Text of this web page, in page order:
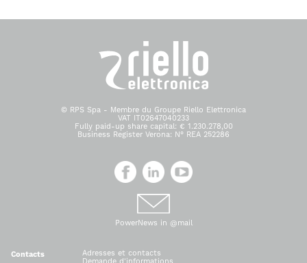
© RPS Spa - Membre du Groupe Riello Elettronica
VAT IT02647040233
Fully paid-up share capital: € 1.230.278,00
Business Register Verona: N° REA 252286
PowerNews in @mail
Contacts
Adresses et contacts